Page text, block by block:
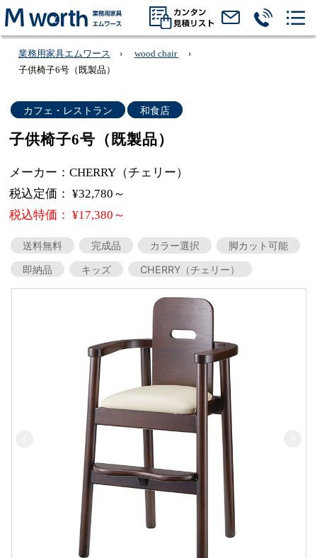
業務用家具エムワース
wood chair
子供椅子6号（既製品）
カフェ・レストラン 和食店
子供椅子6号（既製品）
メーカー：CHERRY（チェリー）
税込定価： ¥32,780～
税込特価： ¥17,380～
送料無料 完成品 カラー選択
脚カット可能
即納品
キッズ CHERRY（チェリー）